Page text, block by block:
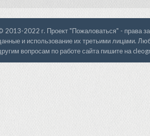
2013-2022 г. Проект "Пожаловаться" - права
и использование их третьими лицами.
вопросам по работе сайта пишите на